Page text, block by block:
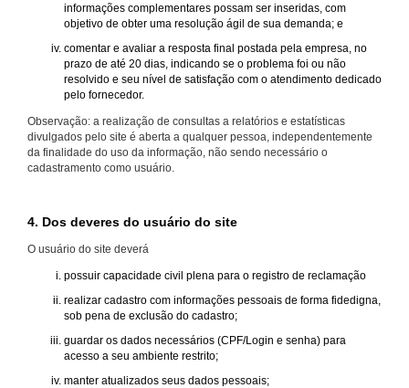
informações complementares possam ser inseridas, com
objetivo de obter uma resolução ágil de sua demanda; e
comentar e avaliar a resposta final postada pela empresa, no
prazo de até 20 dias, indicando se o problema foi ou não
resolvido e seu nível de satisfação com o atendimento dedicado
pelo fornecedor.
Observação: a realização de consultas a relatórios e estatísticas
divulgados pelo site é aberta a qualquer pessoa, independentemente
da finalidade do uso da informação, não sendo necessário o
cadastramento como usuário.
4. Dos deveres do usuário do site
O usuário do site deverá
possuir capacidade civil plena para o registro de reclamação
realizar cadastro com informações pessoais de forma fidedigna,
sob pena de exclusão do cadastro;
guardar os dados necessários (CPF/Login e senha) para
acesso a seu ambiente restrito;
manter atualizados seus dados pessoais;